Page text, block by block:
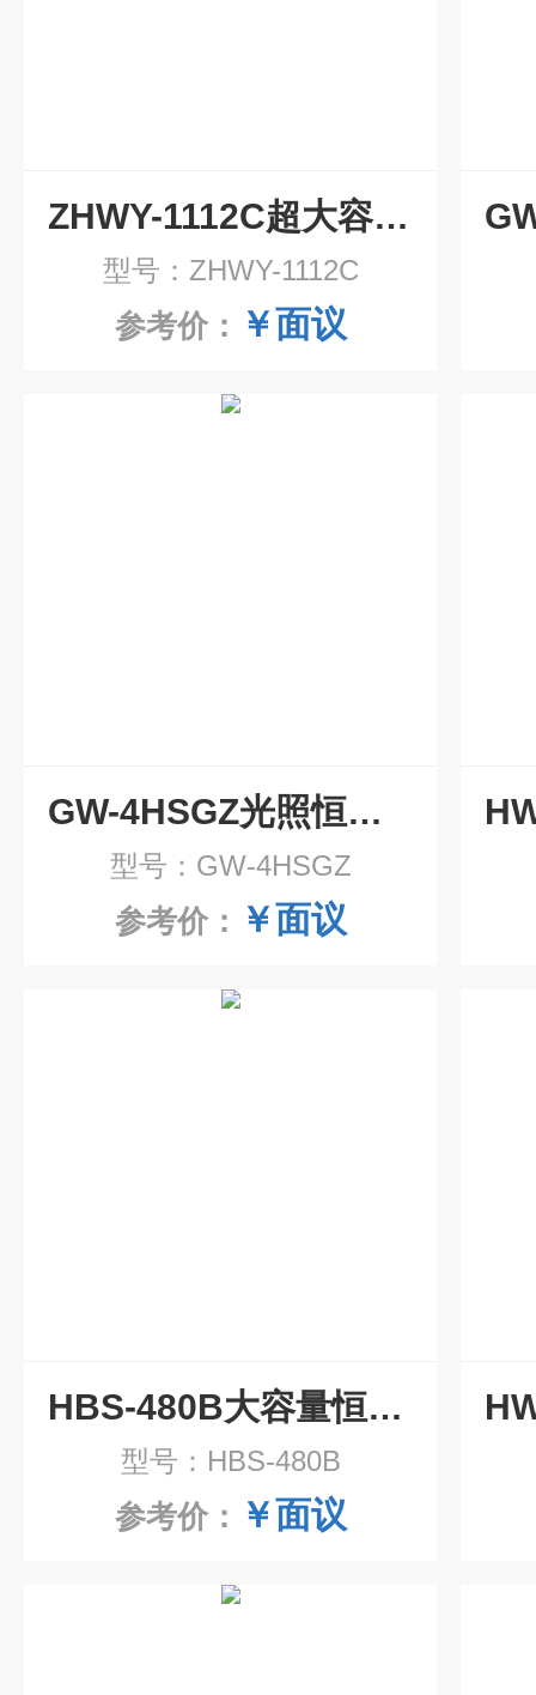
ZHWY-1112C超大容量双层恒温振荡培养摇床
型号：ZHWY-1112C
参考价： ￥面议
GW-4HSGZ光照恒温恒湿培养摇床
型号：GW-4HSGZ
参考价： ￥面议
HBS-480B大容量恒温恒湿振荡培养摇床
型号：HBS-480B
参考价： ￥面议